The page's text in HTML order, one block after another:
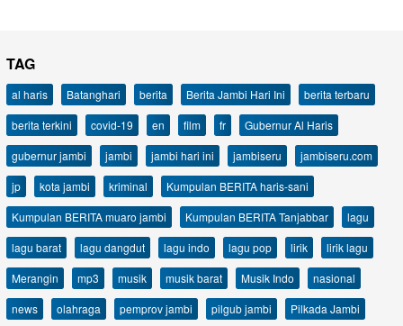
TAG
al haris Batanghari berita Berita Jambi Hari Ini
berita terbaru
berita terkini
covid-19 en film fr
Gubernur Al Haris
gubernur jambi
jambi jambi hari ini jambiseru
jambiseru.com
jp
kota jambi kriminal
Kumpulan BERITA haris-sani
Kumpulan BERITA muaro jambi
Kumpulan BERITA Tanjabbar
lagu
lagu barat
lagu dangdut lagu indo lagu pop lirik
lirik lagu
Merangin
mp3 musik musik barat Musik Indo
nasional
news
olahraga pemprov jambi pilgub jambi
Pilkada Jambi